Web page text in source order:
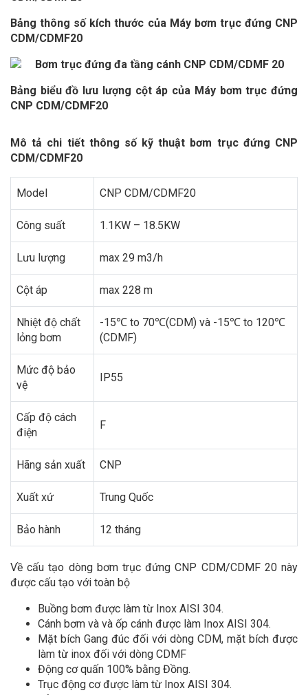
Bảng thông số kích thước của Máy bơm trục đứng CNP
CDM/CDMF20
Bảng biểu đồ lưu lượng cột áp của Máy bơm trục đứng
CNP CDM/CDMF20
Mô tả chi tiết thông số kỹ thuật bơm trục đứng CNP
CDM/CDMF20
Model CNP CDM/CDMF20
Công suất 1.1KW – 18.5KW
Lưu lượng max 29 m3/h
Cột áp max 228 m
Nhiệt độ chất
lỏng bơm
-15℃ to 70℃(CDM) và -15℃ to 120℃
(CDMF)
Mức độ bảo
vệ
IP55
Cấp độ cách
điện
F
Hãng sản xuất CNP
Xuất xứ Trung Quốc
Bảo hành 12 tháng
Về cấu tạo dòng bơm trục đứng CNP CDM/CDMF 20 này
được cấu tạo với toàn bộ
Buồng bơm được làm từ Inox AISI 304.
Cánh bơm và và ốp cánh được làm Inox AISI 304.
Mặt bích Gang đúc đối với dòng CDM, mặt bích được
làm từ inox đối với dòng CDMF
Động cơ quấn 100% bằng Đồng.
Trục động cơ được làm từ Inox AISI 304.